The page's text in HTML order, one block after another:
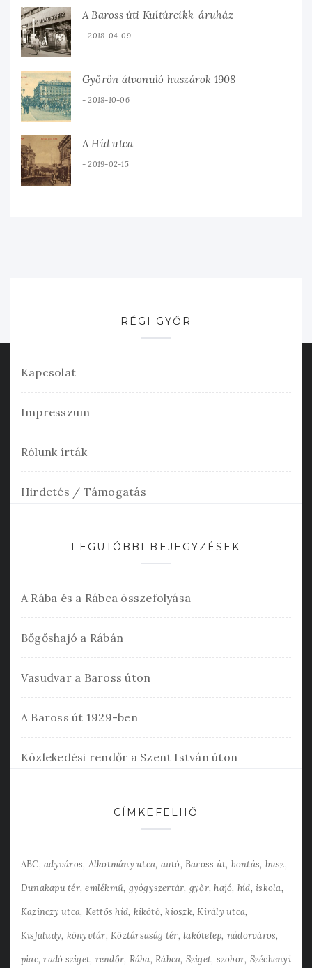
A Baross úti Kultúrcikk-áruház
2018-04-09
Győrön átvonuló huszárok 1908
2018-10-06
A Híd utca
2019-02-15
RÉGI GYŐR
Kapcsolat
Impresszum
Rólunk írták
Hirdetés / Támogatás
LEGUTÓBBI BEJEGYZÉSEK
A Rába és a Rábca összefolyása
Bőgőshajó a Rábán
Vasudvar a Baross úton
A Baross út 1929-ben
Közlekedési rendőr a Szent István úton
CÍMKEFELHŐ
ABC adyváros Alkotmány utca autó Baross út bontás busz
Dunakapu tér emlékmű gyógyszertár győr hajó híd iskola
Kazinczy utca Kettős híd kikötő kioszk Király utca
Kisfaludy könyvtár Köztársaság tér lakótelep nádorváros
piac radó sziget rendőr Rába Rábca Sziget szobor Széchenyi